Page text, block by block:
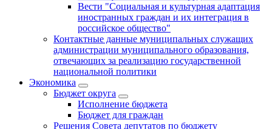
Вести "Социальная и культурная адаптация
иностранных граждан и их интеграция в
российское общество"
Контактные данные муниципальных служащих
администрации муниципального образования,
отвечающих за реализацию государственной
национальной политики
Экономика
Бюджет округa
Исполнение бюджета
Бюджет для граждан
Решения Совета депутатов по бюджету